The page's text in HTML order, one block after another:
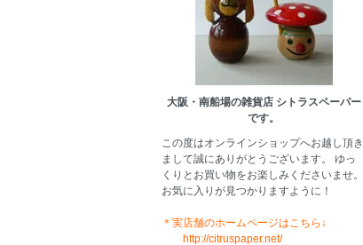
大阪・南船場の雑貨店 シトラスペーパー
です。
この度はオンラインショップへお越し頂き
まして誠にありがとうございます。 ゆっ
くりとお買い物をお楽しみくださいませ。
お気に入りが見つかりますように！
＊実店舗のホームページはこちら↓
http://citruspaper.net/